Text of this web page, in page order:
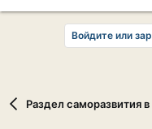
Войдите или
Раздел саморазвития